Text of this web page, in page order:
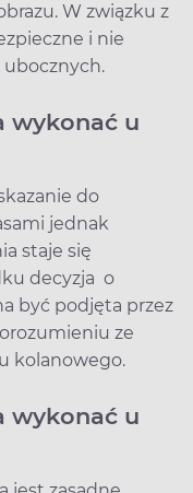
W związku z
i nie
ubocznych.
wykonać u
do
jednak
staje się
decyzja o
być podjęta przez
ze
kolanowego.
wykonać u